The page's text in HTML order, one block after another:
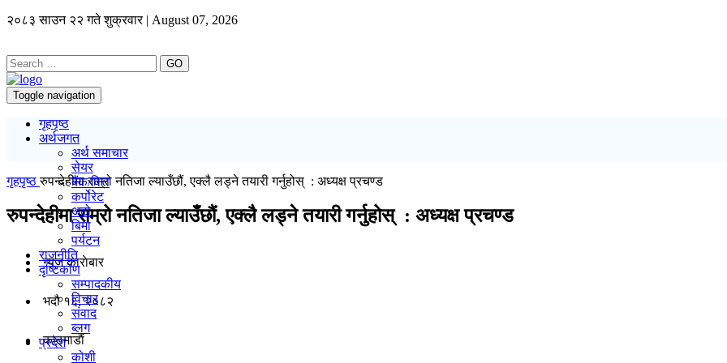
२०८३ साउन २२ गते शुक्रवार | August 07, 2026
GO
Toggle navigation
गृहपृष्ठ
अर्थजगत
अर्थ समाचार
सेयर
बैंक/वित्त
कर्पोरेट
अटो
बिमा
पर्यटन
राजनीति
दृष्टिकोण
सम्पादकीय
विचार
संवाद
ब्लग
प्रदेश
कोशी
गृहपृष्ठरुपन्देहीमा राम्रो नतिजा ल्याउँछौं, एक्लै लड्ने तयारी गर्नुहोस् : अध्यक्ष प्रचण्ड
रुपन्देहीमा राम्रो नतिजा ल्याउँछौं, एक्लै लड्ने तयारी गर्नुहोस् : अध्यक्ष प्रचण्ड
न्यूज काराेबार
भदौ १६, २०८२
काठमाडाैं